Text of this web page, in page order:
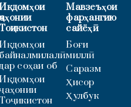
Тоҷикистон
байналмилалӣ
соҳаи об
Тоҷикистон
Мавзеъҳои
фарҳангию
сайёҳӣ
Боғи
миллӣ
Саразм
Ҳисор
Ҳулбук